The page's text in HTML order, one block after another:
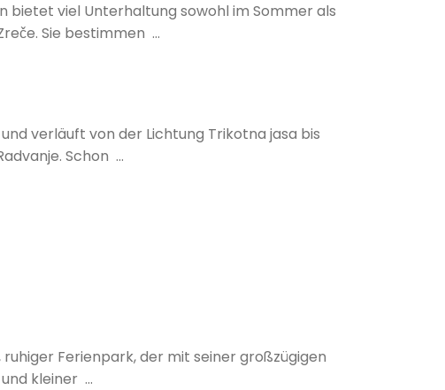
bietet viel Unterhaltung sowohl im Sommer als
Sie bestimmen ...
verläuft von der Lichtung Trikotna jasa bis
Schon ...
Ferienpark, der mit seiner großzügigen
kleiner ...